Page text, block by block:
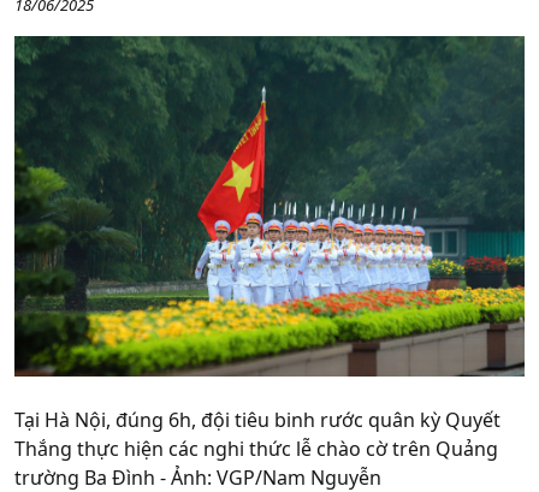
18/06/2025
Tại Hà Nội, đúng 6h, đội tiêu binh rước quân kỳ Quyết
Thắng thực hiện các nghi thức lễ chào cờ trên Quảng
trường Ba Đình - Ảnh: VGP/Nam Nguyễn